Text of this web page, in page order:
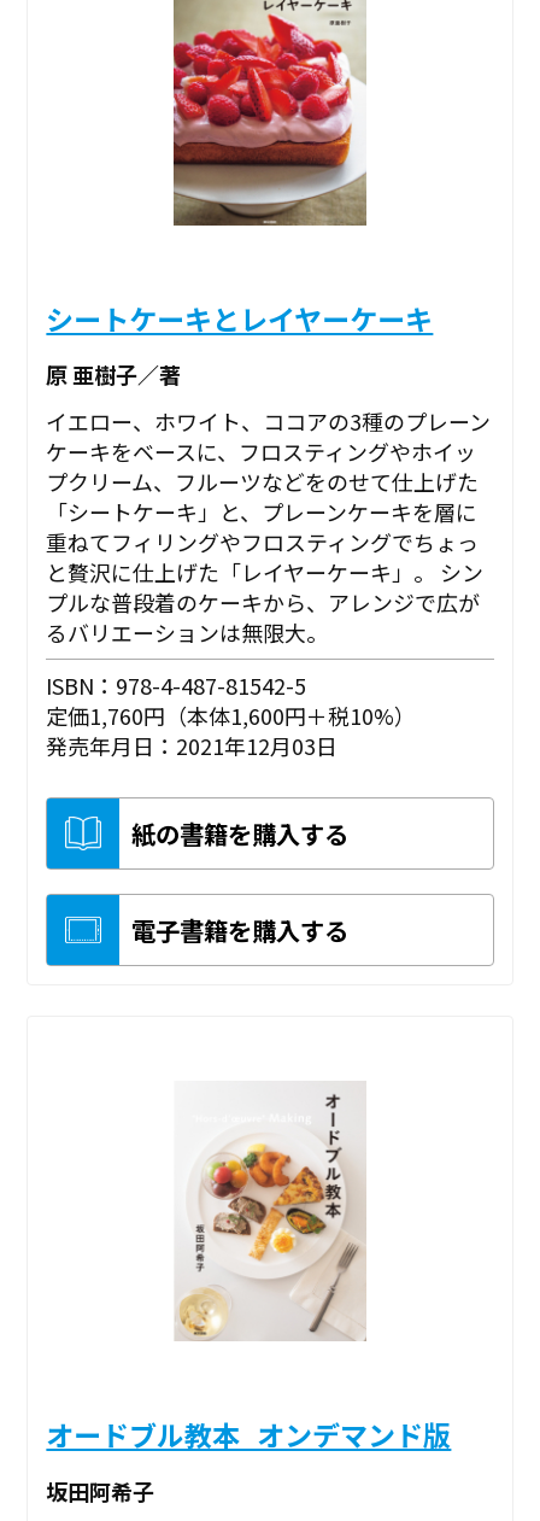
シートケーキとレイヤーケーキ
原 亜樹子／著
イエロー、ホワイト、ココアの3種のプレーン
ケーキをベースに、フロスティングやホイッ
プクリーム、フルーツなどをのせて仕上げた
「シートケーキ」と、プレーンケーキを層に
重ねてフィリングやフロスティングでちょっ
と贅沢に仕上げた「レイヤーケーキ」。 シン
プルな普段着のケーキから、アレンジで広が
るバリエーションは無限大。
ISBN：978-4-487-81542-5
定価1,760円（本体1,600円＋税10%）
発売年月日：2021年12月03日
紙の書籍を購入する
電子書籍を購入する
オードブル教本_オンデマンド版
坂田阿希子